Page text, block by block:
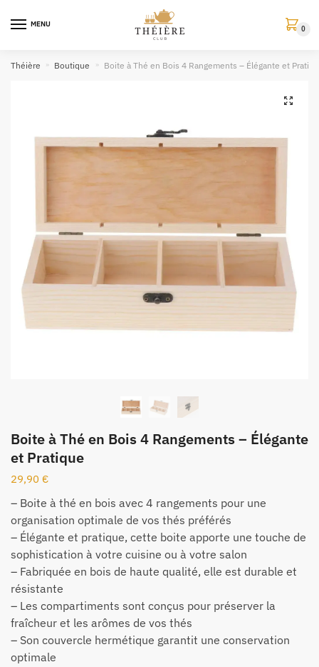
MENU
0
Théière » Boutique Boite à Thé en Bois 4 Rangements – Élégante et
🔍
Boite à Thé en Bois 4 Rangements – Élégante
et Pratique
29,90 €
– Boite à thé en bois avec 4 rangements pour une
organisation optimale de vos thés préférés
– Élégante et pratique, cette boite apporte une touche de
sophistication à votre cuisine ou à votre salon
– Fabriquée en bois de haute qualité, elle est durable et
résistante
– Les compartiments sont conçus pour préserver la
fraîcheur et les arômes de vos thés
– Son couvercle hermétique garantit une conservation
optimale